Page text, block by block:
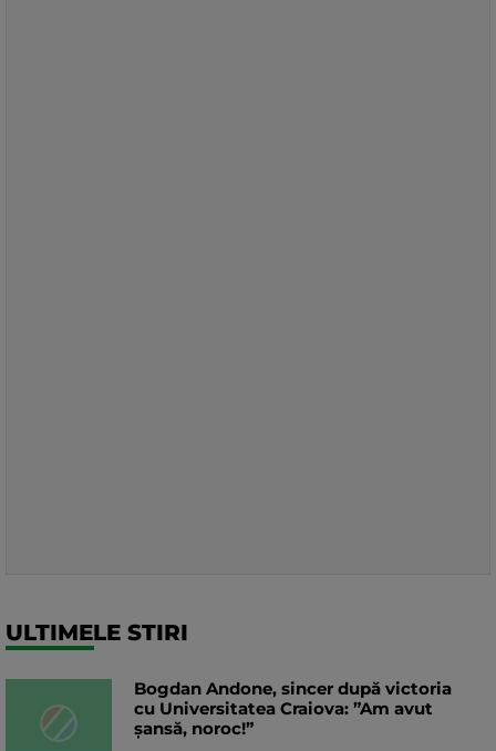
ULTIMELE STIRI
Bogdan Andone, sincer după victoria
cu Universitatea Craiova: ”Am avut
șansă, noroc!”